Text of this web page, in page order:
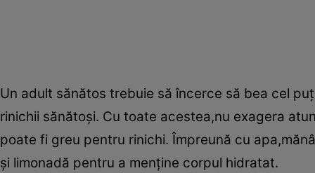
Un adult sănătos trebuie să încerce să bea cel
rinichii sănătoşi. Cu toate acestea,nu exagera
poate fi greu pentru rinichi. Împreună cu
şi limonadă pentru a menţine corpul hidratat.